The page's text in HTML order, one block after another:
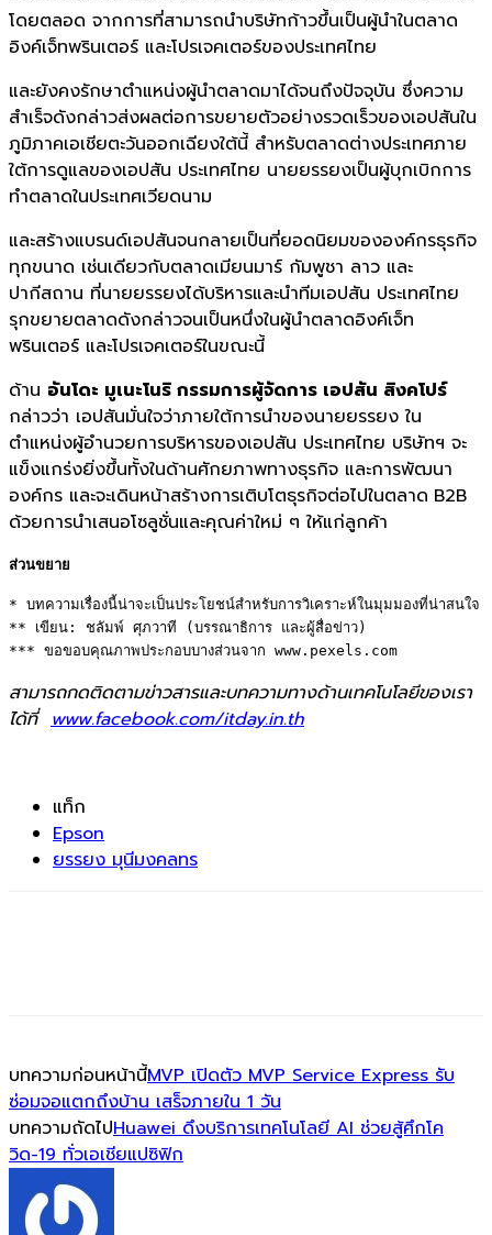
โดยตลอด จากการที่สามารถนำบริษัทก้าวขึ้นเป็นผู้นำในตลาด
อิงค์เจ็ทพรินเตอร์ และโปรเจคเตอร์ของประเทศไทย
และยังคงรักษาตำแหน่งผู้นำตลาดมาได้จนถึงปัจจุบัน ซึ่งความ
สำเร็จดังกล่าวส่งผลต่อการขยายตัวอย่างรวดเร็วของเอปสันใน
ภูมิภาคเอเชียตะวันออกเฉียงใต้นี้ สำหรับตลาดต่างประเทศภาย
ใต้การดูแลของเอปสัน ประเทศไทย นายยรรยงเป็นผู้บุกเบิกการ
ทำตลาดในประเทศเวียดนาม
และสร้างแบรนด์เอปสันจนกลายเป็นที่ยอดนิยมขององค์กรธุรกิจ
ทุกขนาด เช่นเดียวกับตลาดเมียนมาร์ กัมพูชา ลาว และ
ปากีสถาน ที่นายยรรยงได้บริหารและนำทีมเอปสัน ประเทศไทย
รุกขยายตลาดดังกล่าวจนเป็นหนึ่งในผู้นำตลาดอิงค์เจ็ท
พรินเตอร์ และโปรเจคเตอร์ในขณะนี้
ด้าน อันโดะ มูเนะโนริ กรรมการผู้จัดการ เอปสัน สิงคโปร์
กล่าวว่า เอปสันมั่นใจว่าภายใต้การนำของนายยรรยง ใน
ตำแหน่งผู้อำนวยการบริหารของเอปสัน ประเทศไทย บริษัทฯ จะ
แข็งแกร่งยิ่งขึ้นทั้งในด้านศักยภาพทางธุรกิจ และการพัฒนา
องค์กร และจะเดินหน้าสร้างการเติบโตธุรกิจต่อไปในตลาด B2B
ด้วยการนำเสนอโซลูชั่นและคุณค่าใหม่ ๆ ให้แก่ลูกค้า
ส่วนขยาย
* บทความเรื่องนี้น่าจะเป็นประโยชน์สำหรับการวิเคราะห์ในมุมมองที่น่าสนใจ
** เขียน: ชลัมพ์ ศุภวาที (บรรณาธิการ และผู้สื่อข่าว)
*** ขอขอบคุณภาพประกอบบางส่วนจาก www.pexels.com
สามารถกดติดตามข่าวสารและบทความทางด้านเทคโนโลยีของเรา
ได้ที่ www.facebook.com/itday.in.th
แท็ก
Epson
ยรรยง มุนีมงคลทร
บทความก่อนหน้านี้MVP เปิดตัว MVP Service Express รับ
ซ่อมจอแตกถึงบ้าน เสร็จภายใน 1 วัน
บทความถัดไปHuawei ดึงบริการเทคโนโลยี AI ช่วยสู้ศึกโค
วิด-19 ทั่วเอเชียแปซิฟิก